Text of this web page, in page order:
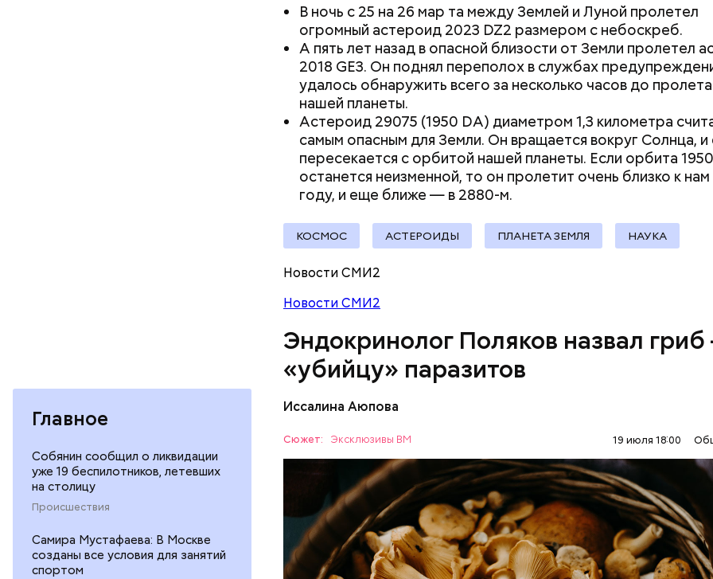
Главное
Собянин сообщил о ликвидации
уже 19 беспилотников, летевших
на столицу
Происшествия
Самира Мустафаева: В Москве
созданы все условия для занятий
спортом
В ночь с 25 на 26 мар та между Землей и Луной пролетел
огромный астероид 2023 DZ2 размером с небоскреб.
А пять лет назад в опасной близости от Земли пролетел
2018 GE3. Он поднял переполох в службах
удалось обнаружить всего за несколько часов до
нашей планеты.
Астероид 29075 (1950 DA) диаметром 1,3 километра
самым опасным для Земли. Он вращается вокруг Солнца, и
пересекается с орбитой нашей планеты. Если орбита
останется неизменной, то он пролетит очень близко к
году, и еще ближе — в 2880-м.
КОСМОС АСТЕРОИДЫ ПЛАНЕТА ЗЕМЛЯ НАУКА
Новости СМИ2
Новости СМИ2
Эндокринолог Поляков назвал
«убийцу» паразитов
Иссалина Аюпова
Сюжет: Эксклюзивы ВМ 19 июля 18:00
комбинация позволяет разрушать яйца некоторых
Использование лисичек считается оптимальным среди
антипаразитарных программ, — подчеркнул специалист.
Кроме того, в лисичках содержится эргостерол (витамин
они подавляют рост патогенных дрожжей в тонком и толстом
кишечнике, сообщил врач.
ВРАЧИ ГРИБЫ ПРОДУКТЫ
При встрече с шаровой молнией важно не паниковать,
Бычков: